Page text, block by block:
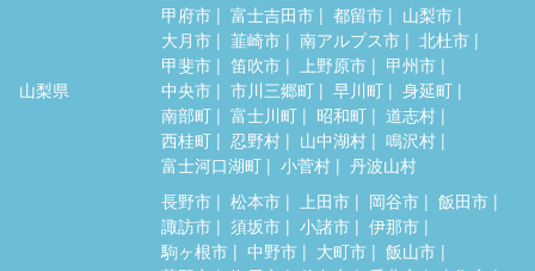
山梨県
甲府市 富士吉田市 都留市
山梨市
大月市
韮崎市 南アルプス市
北杜市
甲斐市
笛吹市 上野原市
甲州市
中央市
市川三郷町 早川町
身延町
南部町
富士川町 昭和町
道志村
西桂町
忍野村 山中湖村
鳴沢村
富士河口湖町
小菅村 丹波山村
長野市 松本市 上田市 岡谷市
飯田市
諏訪市
須坂市 小諸市
伊那市
駒ヶ根市
中野市 大町市
飯山市